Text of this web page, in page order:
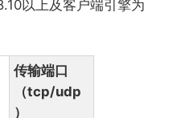
以上及客户端引擎为
传输端口
（tcp/udp
）